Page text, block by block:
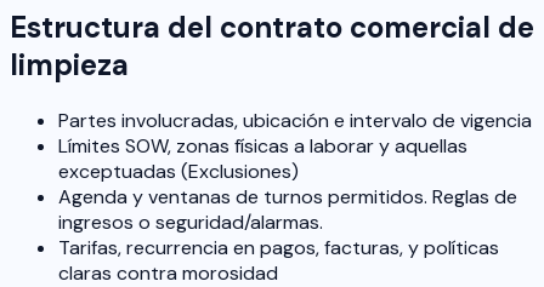
Estructura del contrato comercial de
limpieza
Partes involucradas, ubicación e intervalo de vigencia
Límites SOW, zonas físicas a laborar y aquellas
exceptuadas (Exclusiones)
Agenda y ventanas de turnos permitidos. Reglas de
ingresos o seguridad/alarmas.
Tarifas, recurrencia en pagos, facturas, y políticas
claras contra morosidad